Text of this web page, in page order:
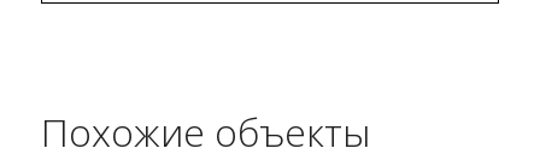
Похожие объекты